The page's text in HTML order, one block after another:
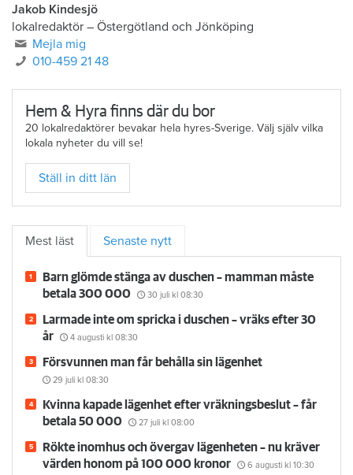
Jakob Kindesjö
lokalredaktör – Östergötland och Jönköping
Mejla mig
010-459 21 48
Hem & Hyra finns där du bor
20 lokalredaktörer bevakar hela hyres-Sverige. Välj själv vilka
lokala nyheter du vill se!
Ställ in ditt län
Mest läst Senaste nytt
Barn glömde stänga av duschen – mamman måste
betala 300 000
30 juli kl 08:30
Larmade inte om spricka i duschen – vräks efter 30
år
4 augusti kl 08:30
Försvunnen man får behålla sin lägenhet
29 juli kl 08:30
Kvinna kapade lägenhet efter vräkningsbeslut – får
betala 50 000
27 juli kl 08:00
Rökte inomhus och övergav lägenheten – nu kräver
värden honom på 100 000 kronor
6 augusti kl 10:30